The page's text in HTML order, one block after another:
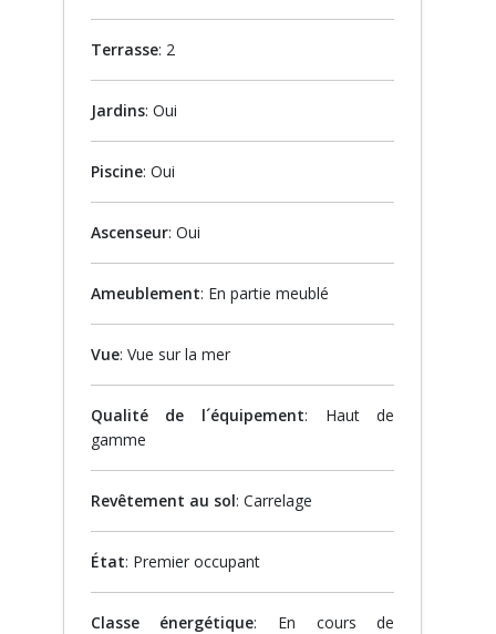
Terrasse: 2
Jardins: Oui
Piscine: Oui
Ascenseur: Oui
Ameublement: En partie meublé
Vue: Vue sur la mer
Qualité de l´équipement: Haut de
gamme
Revêtement au sol: Carrelage
État: Premier occupant
Classe énergétique: En cours de